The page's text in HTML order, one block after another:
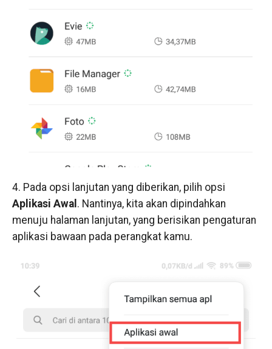
4. Pada opsi lanjutan yang diberikan, pilih opsi
Aplikasi Awal . Nantinya, kita akan dipindahkan
menuju halaman lanjutan, yang berisikan pengaturan
aplikasi bawaan pada perangkat kamu.